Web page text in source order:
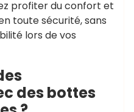
profiter du confort et
toute sécurité, sans
lors de vos
des bottes